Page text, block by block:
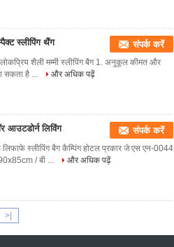
स्लीपिंग थैंग संपर्क करें
शैली मम्मी स्लीपिंग बैग 1. अनुकूल कीमत और
सकता है ...
और अधिक पढ़ें
आउटडोर्न लिविंग संपर्क करें
स्लीपिंग बैग कैम्पिंग होटल प्रकार जे एस एन-0044
/ बी ...
और अधिक पढ़ें
>|